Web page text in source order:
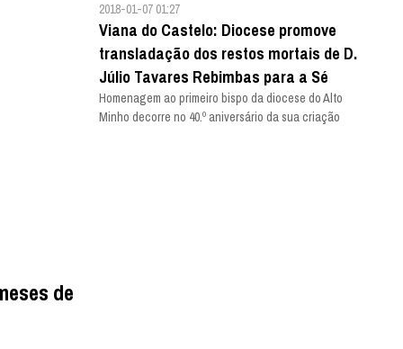
de
2018-01-07 01:27
Viana do Castelo: Diocese promove
transladação dos restos mortais de D.
Júlio Tavares Rebimbas para a Sé
Homenagem ao primeiro bispo da diocese do Alto
Minho decorre no 40.º aniversário da sua criação